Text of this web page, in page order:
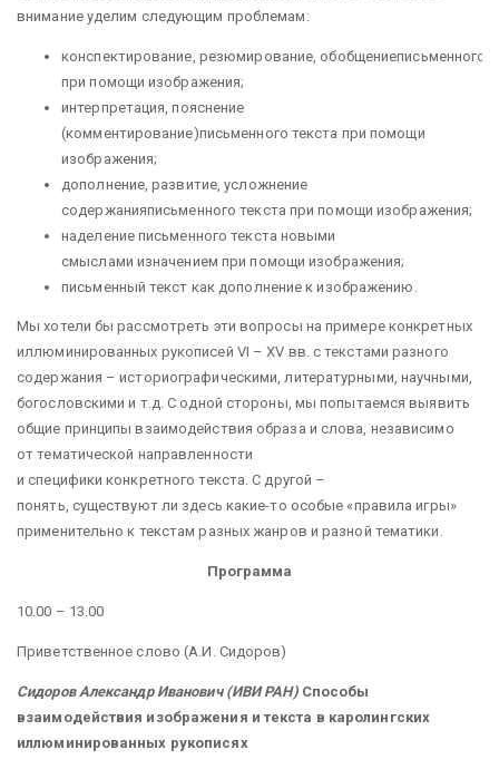
внимание уделим следующим проблемам:
конспектирование, резюмирование, обобщениеписьменного
при помощи изображения;
интерпретация, пояснение
(комментирование)письменного текста при помощи
изображения;
дополнение, развитие, усложнение
содержанияписьменного текста при помощи изображения;
наделение письменного текста новыми
смыслами изначением при помощи изображения;
письменный текст как дополнение к изображению.
Мы хотели бы рассмотреть эти вопросы на примере конкретных
иллюминированных рукописей VI – XV вв. с текстами разного
содержания – историографическими, литературными, научными,
богословскими и т.д. С одной стороны, мы попытаемся выявить
общие принципы взаимодействия образа и слова, независимо
от тематической направленности
и специфики конкретного текста. С другой –
понять, существуют ли здесь какие-то особые «правила игры»
применительно к текстам разных жанров и разной тематики.
Программа
10.00 – 13.00
Приветственное слово (А.И. Сидоров)
Сидоров Александр Иванович (ИВИ РАН) Способы
взаимодействия изображения и текста в каролингских
иллюминированных рукописях